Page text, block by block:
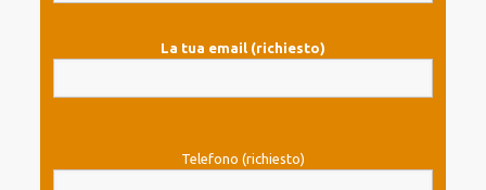
La tua email (richiesto)
Telefono (richiesto)